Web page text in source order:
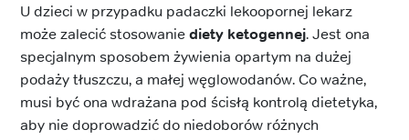
U dzieci w przypadku padaczki lekoopornej lekarz
może zalecić stosowaniediety ketogennej. Jest ona
specjalnym sposobem żywienia opartym na dużej
podaży tłuszczu, a małej węglowodanów. Co ważne,
musi być ona wdrażana pod ścisłą kontrolą dietetyka,
aby nie doprowadzić do niedoborów różnych